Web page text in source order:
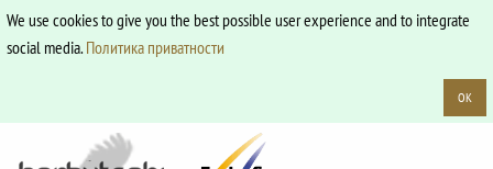
We use cookies to give you the best possible user experience and to integrate
social media.Политика приватности
OK